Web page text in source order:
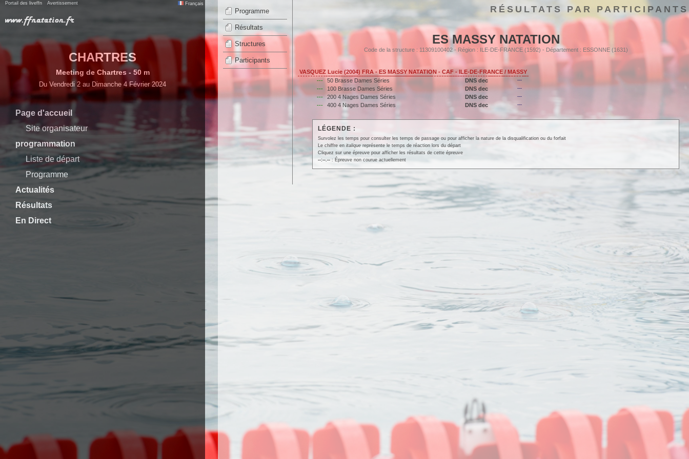
Portail des liveffn Avertissement Français
CHARTRES
Meeting de Chartres - 50 m
Du Vendredi 2 au Dimanche 4 Février 2024
Page d'accueil
Site organisateur
programmation
Liste de départ
Programme
Actualités
Résultats
En Direct
Programme
Résultats
Structures
Participants
RÉSULTATS PAR PARTICIPANTS
ES MASSY NATATION
Code de la structure : 11309100402 - Région : ILE-DE-FRANCE (1592) - Département : ESSONNE (1631)
VASQUEZ Lucie (2004) FRA - ES MASSY NATATION - CAF - ILE-DE-FRANCE / MASSY
---
50 Brasse Dames Séries DNS dec ---
--- 100 Brasse Dames Séries DNS dec ---
--- 200 4 Nages Dames Séries DNS dec ---
--- 400 4 Nages Dames Séries DNS dec ---
LÉGENDE :
Survolez les temps pour consulter les temps de passage ou pour afficher la nature de la disqualification ou du forfait
Le chiffre en italiquereprésente le temps de réaction lors du départ
Cliquez sur une épreuve pour afficher les résultats de cette épreuve
--:--.--: Épreuve non courue actuellement